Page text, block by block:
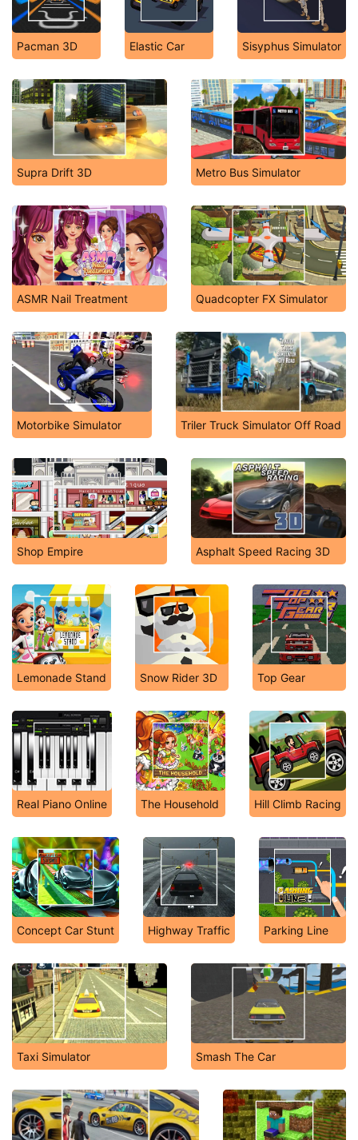
Pacman 3D Elastic Car Sisyphus Simulator
Supra Drift 3D Metro Bus Simulator
ASMR Nail Treatment Quadcopter FX Simulator
Motorbike Simulator Triler Truck Simulator Off Road
Shop Empire Asphalt Speed Racing 3D
Lemonade Stand Snow Rider 3D Top Gear
Real Piano Online The Household Hill Climb Racing
Concept Car Stunt Highway Traffic Parking Line
Taxi Simulator Smash The Car